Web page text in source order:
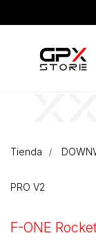
Tienda
PRO V2
F-ONE